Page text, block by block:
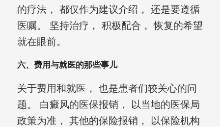
的疗法， 都仅作为建议介绍， 还是要遵循
医嘱。 坚持治疗， 积极配合， 恢复的希望
就在眼前。
六、费用与就医的那些事儿
关于费用和就医， 也是患者们较关心的问
题。 白癜风的医保报销， 以当地的医保局
政策为准， 其他的保险报销， 以保险机构